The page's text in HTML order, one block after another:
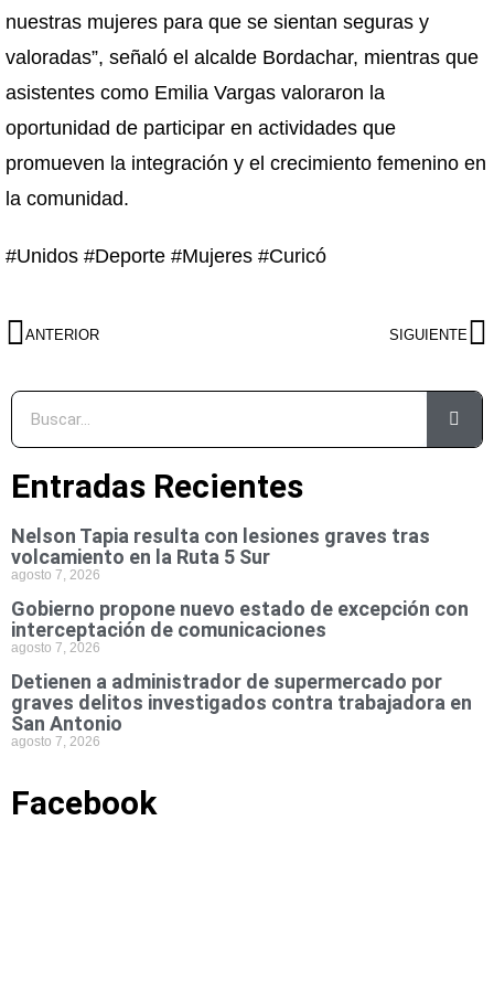
nuestras mujeres para que se sientan seguras y
valoradas”, señaló el alcalde Bordachar, mientras que
asistentes como Emilia Vargas valoraron la
oportunidad de participar en actividades que
promueven la integración y el crecimiento femenino en
la comunidad.
#Unidos #Deporte #Mujeres #Curicó
ANTERIOR SIGUIENTE
Entradas Recientes
Nelson Tapia resulta con lesiones graves tras
volcamiento en la Ruta 5 Sur
agosto 7, 2026
Gobierno propone nuevo estado de excepción con
interceptación de comunicaciones
agosto 7, 2026
Detienen a administrador de supermercado por
graves delitos investigados contra trabajadora en
San Antonio
agosto 7, 2026
Facebook